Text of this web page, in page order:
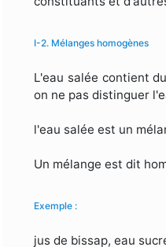
I-2. Mélanges homogènes
L'eau salée contient
on ne pas distinguer
l'eau salée est un
Un mélange est dit
Exemple :
jus de bissap, eau